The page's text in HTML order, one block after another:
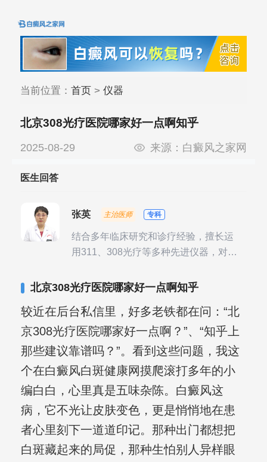
当前位置： 首页> 仪器
北京308光疗医院哪家好一点啊知乎
2025-08-29 来源： 白癜风之家网
医生回答
张英 主治医师 专科
结合多年临床研究和诊疗经验，擅长运
用311、308光疗等多种先进仪器，对不
其对女性银屑病、顽固性银屑病、全身
验。
北京308光疗医院哪家好一点啊知乎
较近在后台私信里，好多老铁都在问：“北
京308光疗医院哪家好一点啊？”、“知乎上
那些建议靠谱吗？”。看到这些问题，我这
个在白癜风白斑健康网摸爬滚打多年的小
编白白，心里真是五味杂陈。白癜风这
病，它不光让皮肤变色，更是悄悄地在患
者心里刻下一道道印记。那种出门都想把
白斑藏起来的局促，那种生怕别人异样眼